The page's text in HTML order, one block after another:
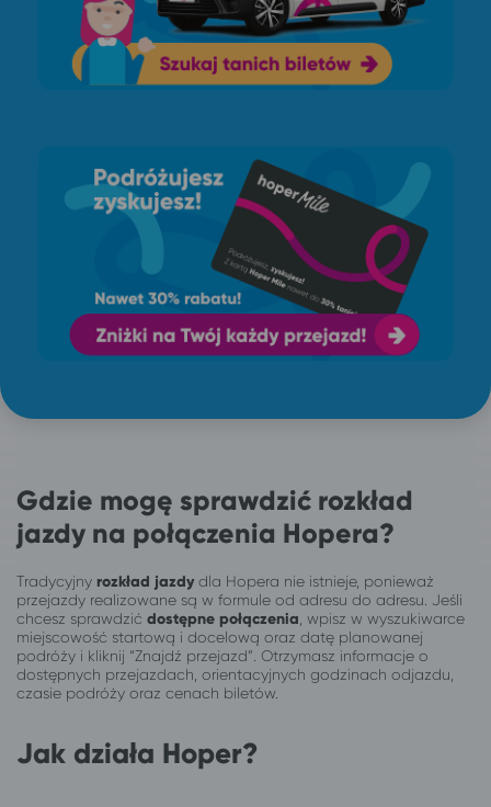
Gdzie mogę sprawdzić rozkład
jazdy na połączenia Hopera?
Tradycyjny rozkład jazdydla Hopera nie istnieje, ponieważ
przejazdy realizowane są w formule od adresu do adresu. Jeśli
chcesz sprawdzić dostępne połączenia , wpisz w wyszukiwarce
miejscowość startową i docelową oraz datę planowanej
podróży i kliknij “Znajdź przejazd”. Otrzymasz informacje o
dostępnych przejazdach, orientacyjnych godzinach odjazdu,
czasie podróży oraz cenach biletów.
Jak działa Hoper?